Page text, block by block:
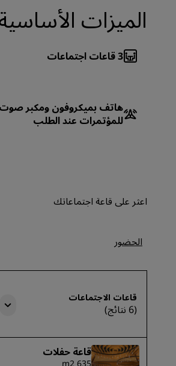
الميزات
3قاعات اجتماعات
هاتف بميكروفون ومكبر صوت
للمؤتمرات عند الطلب
اعثر على قاعة اجتماعاتك
الحضور
قاعات الاجتماعات
(6 نتائج)
قاعة حفلات
635 m2